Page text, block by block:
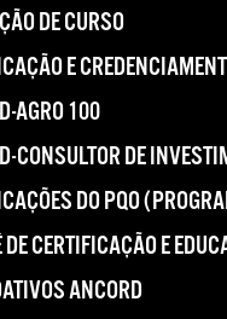
DE CURSO
E
AGRO 100
CONSULTOR DE
DO PQO
DE CERTIFICAÇÃO E
ANCORD